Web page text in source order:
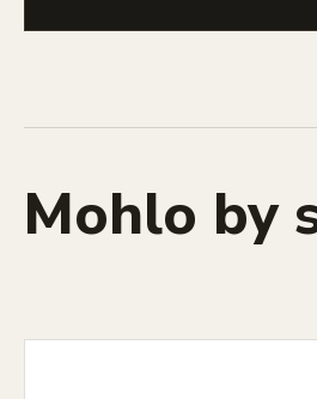
Mohlo by